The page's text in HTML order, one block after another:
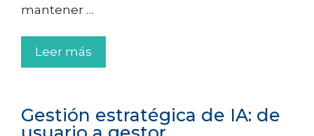
mantener …
Leer más
Gestión estratégica de IA: de